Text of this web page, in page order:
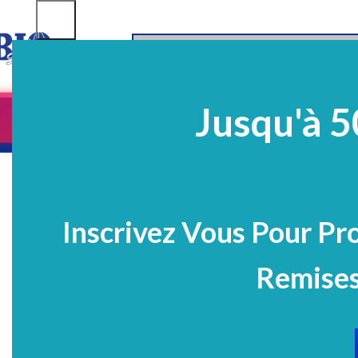
Jusqu'à
Inscrivez Vous Pour
EquipementsEQ Médico-Dentaires